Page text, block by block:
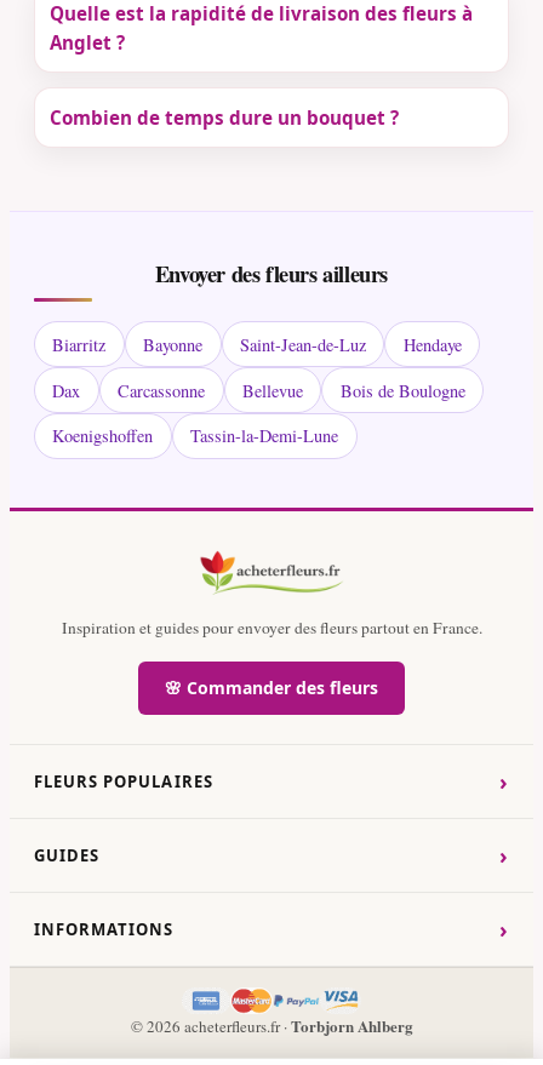
Quelle est la rapidité de livraison des fleurs à
Anglet ?
Combien de temps dure un bouquet ?
Envoyer des fleurs ailleurs
Biarritz Bayonne Saint-Jean-de-Luz
Hendaye
Dax
Carcassonne Bellevue
Bois de Boulogne
Koenigshoffen
Tassin-la-Demi-Lune
Inspiration et guides pour envoyer des fleurs partout en France.
🌸 Commander des fleurs
FLEURS POPULAIRES ›
GUIDES ›
INFORMATIONS ›
© 2026 acheterfleurs.fr ·Torbjorn Ahlberg